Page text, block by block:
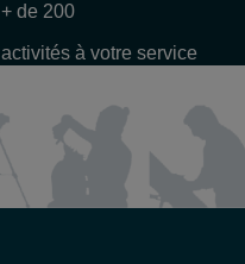
+ de 200
activités à votre service